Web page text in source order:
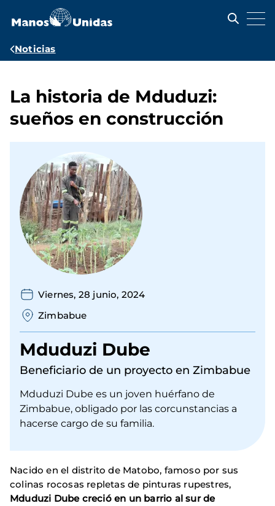
contenido
Ruta
navegación
Noticias
La historia de Mduduzi:
sueños en construcción
Viernes, 28 junio, 2024
Zimbabue
Mduduzi Dube
Beneficiario de un proyecto en Zimbabue
Mduduzi Dube es un joven huérfano de
Zimbabue, obligado por las corcunstancias a
hacerse cargo de su familia.
Nacido en el distrito de Matobo, famoso por sus
colinas rocosas repletas de pinturas rupestres,
Mduduzi Dube creció en un barrio al sur de